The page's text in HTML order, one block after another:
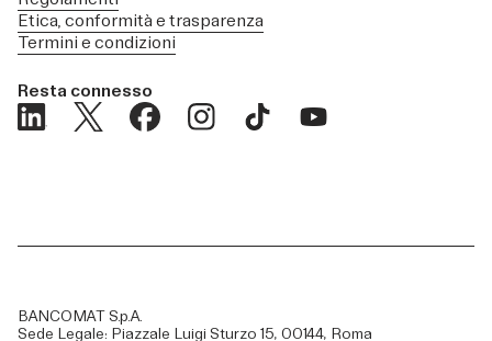
Etica, conformità e trasparenza
Termini e condizioni
Resta connesso
BANCOMAT S.p.A.
Sede Legale: Piazzale Luigi Sturzo 15, 00144, Roma